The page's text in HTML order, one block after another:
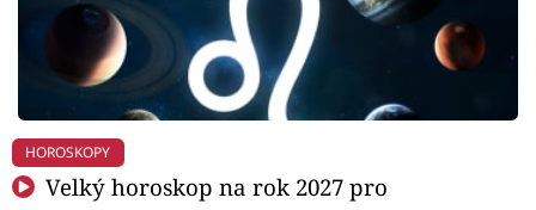
HOROSKOPY
Velký horoskop na rok 2027 pro